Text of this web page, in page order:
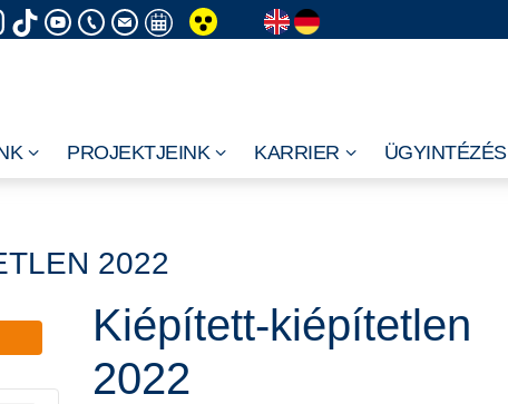
PROJEKTJEINK KARRIER ÜGYINTÉZÉS
2022
Kiépített-kiépítetlen
2022